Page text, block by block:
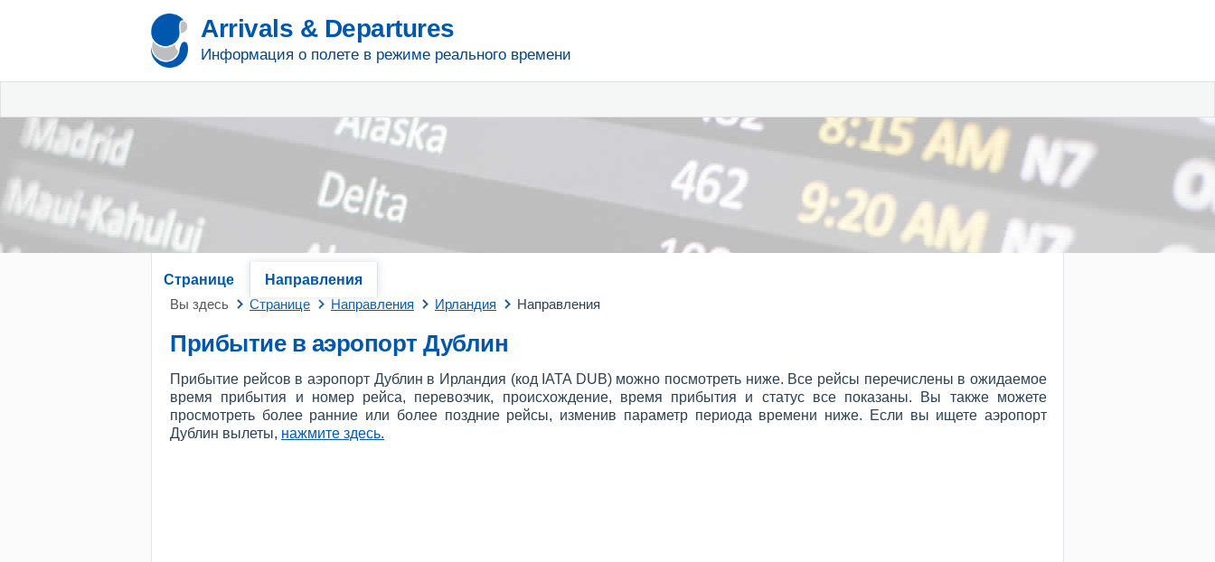
Arrivals & Departures
Информация о полете в режиме реального времени
Странице
Направления
Вы здесь
Странице Направления Ирландия Направления
Прибытие в аэропорт Дублин
Прибытие рейсов в аэропорт Дублин в Ирландия (код IATA DUB) можно посмотреть ниже. Все рейсы перечислены в ожидаемое
время прибытия и номер рейса, перевозчик, происхождение, время прибытия и статус все показаны. Вы также можете
просмотреть более ранние или более поздние рейсы, изменив параметр периода времени ниже. Если вы ищете аэропорт
Дублин вылеты, нажмите здесь.